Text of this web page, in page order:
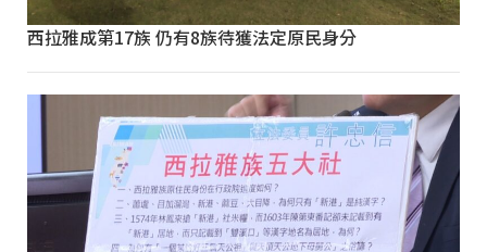
西拉雅成第17族 仍有8族待獲法定原民身分